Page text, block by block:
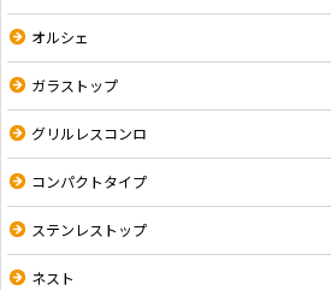
オルシェ
ガラストップ
グリルレスコンロ
コンパクトタイプ
ステンレストップ
ネスト